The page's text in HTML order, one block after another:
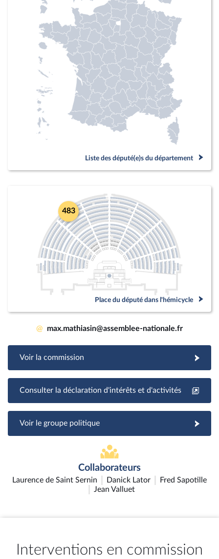
Liste des député(e)s du département
483
Place du député dans l'hémicycle
@ max.mathiasin@assemblee-nationale.fr
Voir la commission
Consulter la déclaration d'intérêts et d'activités
Voir le groupe politique
Collaborateurs
Laurence de Saint Sernin Danick Lator
Fred Sapotille
Jean Valluet
Interventions en commission